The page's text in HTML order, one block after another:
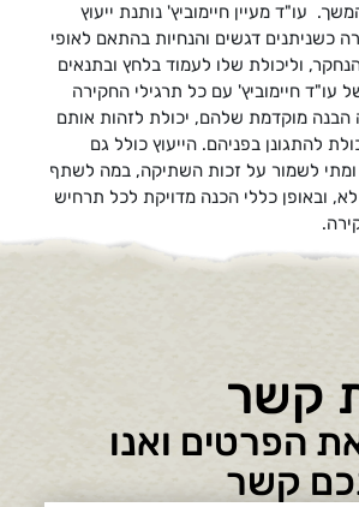
עו"ד מעיין חיימוביץ' נותנת ייעוץ
כשניתנים דגשים והנחיות בהתאם לאופי
וליכולת שלו לעמוד בלחץ ובתנאים
עו"ד חיימוביץ' עם כל תרגילי החקירה
הבנה מוקדמת שלהם, יכולת לזהות אותם
להתגונן בפניהם. הייעוץ כולל גם
לשמור על זכות השתיקה, במה לשתף
ובאופן כללי הכנה מדויקת לכל תרחיש
קשר
הפרטים ואנו
קשר